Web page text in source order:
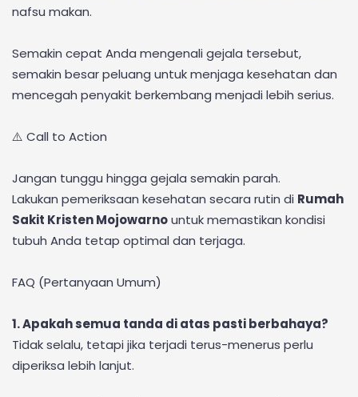
nafsu makan.
Semakin cepat Anda mengenali gejala tersebut,
semakin besar peluang untuk menjaga kesehatan dan
mencegah penyakit berkembang menjadi lebih serius.
⚠️ Call to Action
Jangan tunggu hingga gejala semakin parah.
Lakukan pemeriksaan kesehatan secara rutin di Rumah
Sakit Kristen Mojowarnountuk memastikan kondisi
tubuh Anda tetap optimal dan terjaga.
FAQ (Pertanyaan Umum)
1. Apakah semua tanda di atas pasti berbahaya?
Tidak selalu, tetapi jika terjadi terus-menerus perlu
diperiksa lebih lanjut.